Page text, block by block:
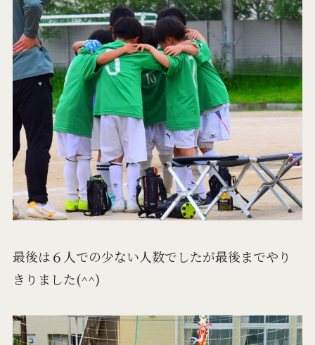
最後は６人での少ない人数でしたが最後までやり
きりました(^^)